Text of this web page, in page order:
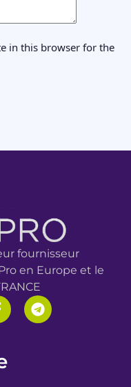
in this browser for the
fournisseur
en Europe et le